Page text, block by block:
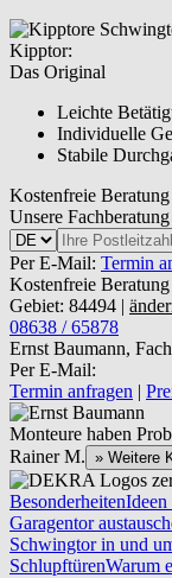
Kipptor:
Das Original
Leichte
Individuelle
Stabile
Kostenfreie Beratung
Unsere
Per E-Mail: Termin
Kostenfreie Beratung
Gebiet: 84494 |
08638 / 65878
Ernst Baumann,
Per E-Mail:
Termin anfragen |
Monteure haben
Rainer M. » Weitere
Besonderheiten
Garagentor
Schwingtor in und
SchlupftürenWarum